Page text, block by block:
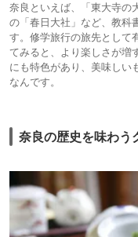
奈良といえば、「東大寺の
の「春日大社」など、教科
す。修学旅行の旅先として
てみると、より楽しさが増
にも特色があり、美味しい
なんです。
奈良の歴史を味わう